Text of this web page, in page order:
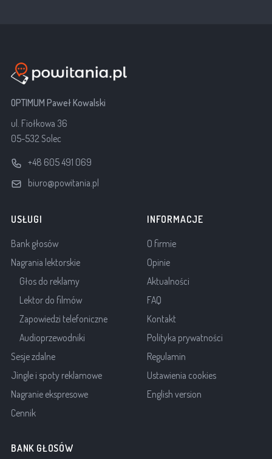
OPTIMUM Paweł Kowalski
ul. Fiołkowa 36
05-532 Solec
+48 605 491 069
biuro@powitania.pl
USŁUGI
Bank głosów
Nagrania lektorskie
Głos do reklamy
Lektor do filmów
Zapowiedzi telefoniczne
Audioprzewodniki
Sesje zdalne
Jingle i spoty reklamowe
Nagranie ekspresowe
Cennik
INFORMACJE
O firmie
Opinie
Aktualności
FAQ
Kontakt
Polityka prywatności
Regulamin
Ustawienia cookies
English version
BANK GŁOSÓW